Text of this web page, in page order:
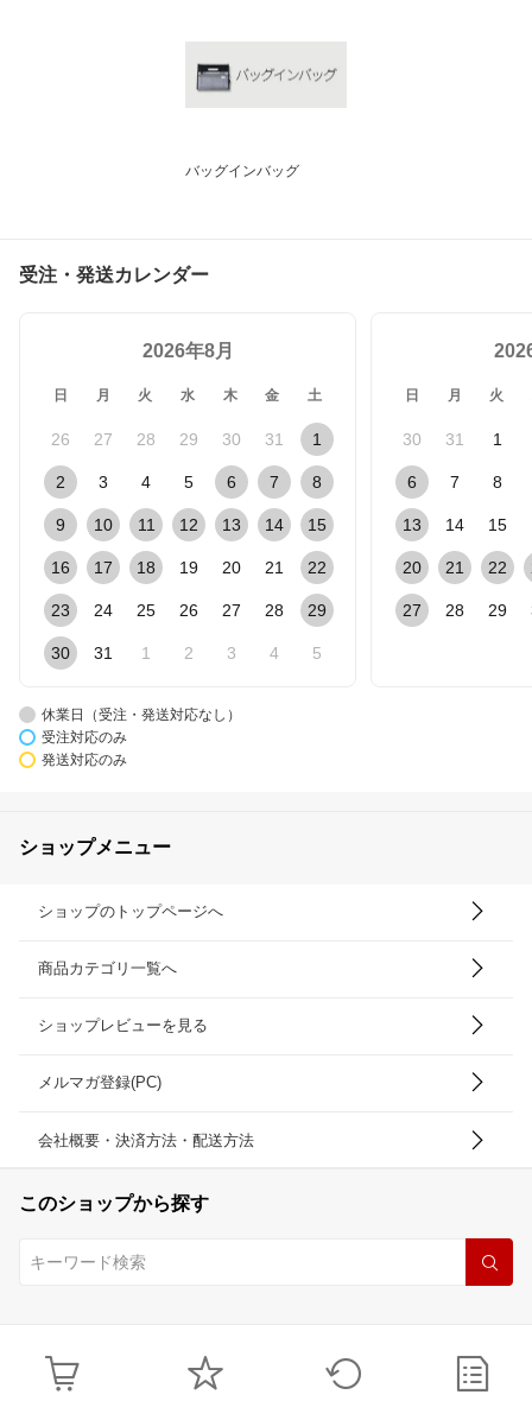
バッグインバッグ
受注・発送カレンダー
2026年8月
日 月 火 水 木 金 土
26 27 28 29 30 31 1
2 3 4 5 6 7 8
9 10 11 12 13 14 15
16 17 18 19 20 21 22
23 24 25 26 27 28 29
30 31 1 2 3 4 5
日 月 火
30 31 1
6 7 8
13 14 15
20 21 22
27 28 29
休業日（受注・発送対応なし）
受注対応のみ
発送対応のみ
ショップメニュー
ショップのトップページへ
商品カテゴリ一覧へ
ショップレビューを見る
メルマガ登録(PC)
会社概要・決済方法・配送方法
このショップから探す